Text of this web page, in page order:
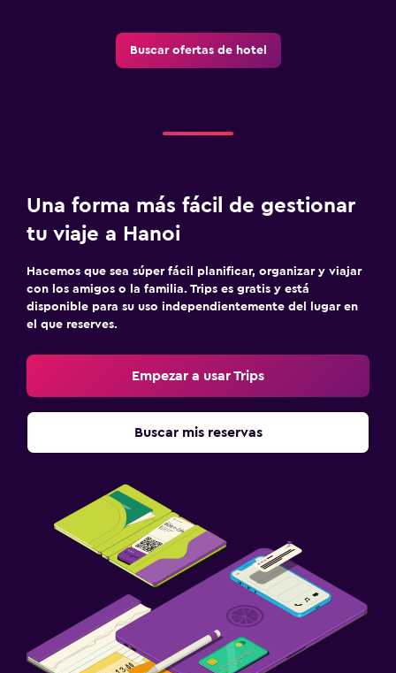
Buscar ofertas de hotel
Una forma más fácil de gestionar
tu viaje a Hanoi
Hacemos que sea súper fácil planificar, organizar y viajar
con los amigos o la familia. Trips es gratis y está
disponible para su uso independientemente del lugar en
el que reserves.
Empezar a usar Trips
Buscar mis reservas